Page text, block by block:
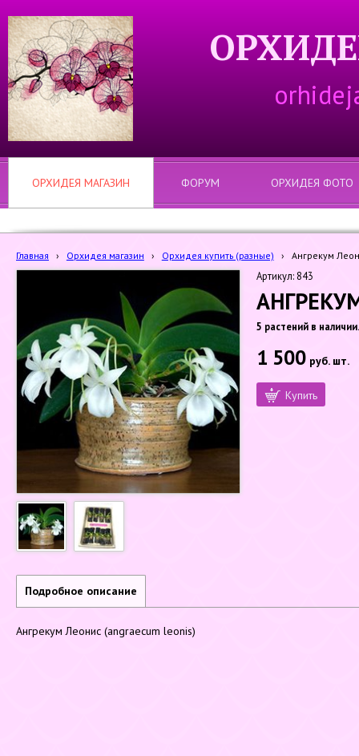
ОРХИДЕЯ МАГАЗИН ФОРУМ ОРХИДЕЯ ФОТО
Главная › Орхидея магазин › Орхидея купить (разные) › Ангрекум
Артикул: 843
5 растений в наличии.
1 500 руб. шт.
Купить
Подробное описание
Ангрекум Леонис (angraecum leonis)